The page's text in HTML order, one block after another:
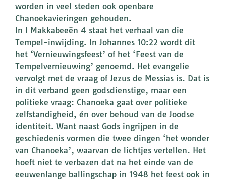
worden in veel steden ook openbare
Chanoekavieringen gehouden.
In I Makkabeeën 4 staat het verhaal van die
Tempel-inwijding. In Johannes 10:22 wordt dit
het ‘Vernieuwingsfeest’ of het ‘Feest van de
Tempelvernieuwing’ genoemd. Het evangelie
vervolgt met de vraag of Jezus de Messias is. Dat is
in dit verband geen godsdienstige, maar een
politieke vraag: Chanoeka gaat over politieke
zelfstandigheid, én over behoud van de Joodse
identiteit. Want naast Gods ingrijpen in de
geschiedenis vormen die twee dingen ‘het wonder
van Chanoeka’, waarvan de lichtjes vertellen. Het
hoeft niet te verbazen dat na het einde van de
eeuwenlange ballingschap in 1948 het feest ook in